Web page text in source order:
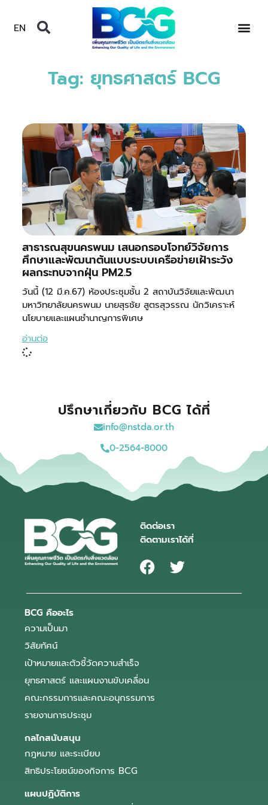
EN
Tag: ยุทธศาสตร์ BCG
สาธารณสุขนครพนม เสนอกรอบโจทย์วิจัยการ
ศึกษาและพัฒนาต้นแบบระบบเครือข่ายเฝ้าระวัง
ผลกระทบจากฝุ่น PM2.5
วันนี้ (12 มี.ค.67) ห้องประชุมชั้น 2 สถาบันวิจัยและพัฒนา
มหาวิทยาลัยนครพนม นายสุรชัย สูตรสุวรรณ นักวิเคราะห์
นโยบายและแผนชำนาญการพิเศษ
อ่านต่อ
ปรึกษาเกี่ยวกับ BCG ได้ที่
info@nstda.or.th
0-2564-8000
ติดต่อเรา
ติดตามเราได้ที่
BCG คืออะไร
ความเป็นมา
วิสัยทัศน์
เป้าหมายและตัวชี้วัดความสำเร็จ
ยุทธศาสตร์ และแผนงานขับเคลื่อน
คณะกรรมการและคณะอนุกรรมการ
รายงานการประชุม
กลไกสนับสนุน
กฎหมาย และระเบียบ
สิทธิประโยชน์ของกิจการ BCG
แผนปฏิบัติการ